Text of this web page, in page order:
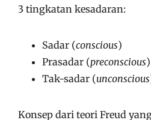
3 tingkatan kesadaran:
Sadar (conscious)
Prasadar (preconscious)
Tak-sadar (unconscious
Konsep dari teori Freud